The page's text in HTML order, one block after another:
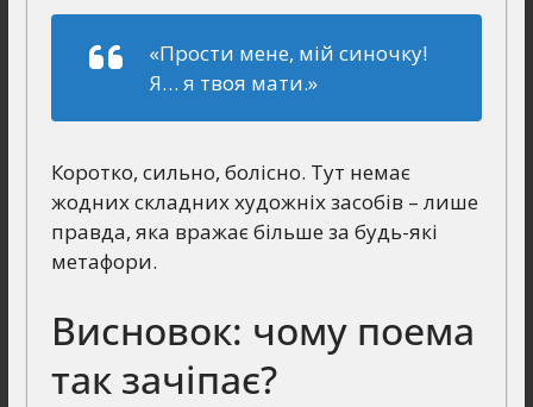
«Прости мене, мій синочку!
Я… я твоя мати.»
Коротко, сильно, болісно. Тут немає
жодних складних художніх засобів – лише
правда, яка вражає більше за будь-які
метафори.
Висновок: чому поема
так зачіпає?